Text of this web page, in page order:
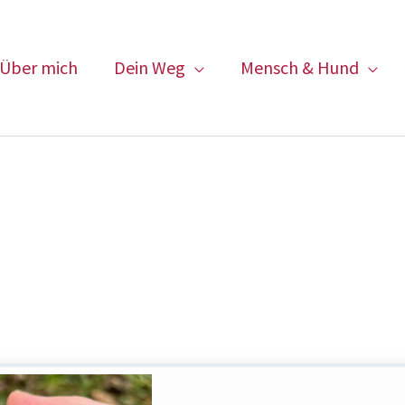
Über mich Dein Weg Mensch & Hund